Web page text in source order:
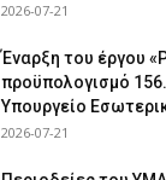
2026-07-21
Έναρξη του έργου
προϋπολογισμό
Υπουργείο
2026-07-21